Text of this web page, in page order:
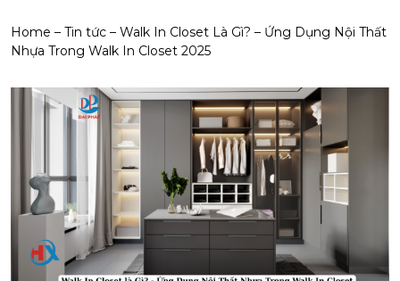
Home – Tin tức – Walk In Closet Là Gì? – Ứng Dụng Nội Thất
Nhựa Trong Walk In Closet 2025